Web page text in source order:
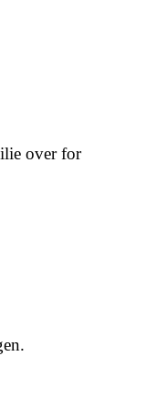
over for